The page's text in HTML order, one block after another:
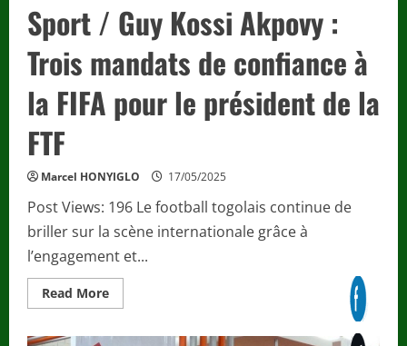
Sport / Guy Kossi Akpovy :
Trois mandats de confiance à
la FIFA pour le président de la
FTF
Marcel HONYIGLO 17/05/2025
Post Views: 196 Le football togolais continue de
briller sur la scène internationale grâce à
l’engagement et...
Read MoreRead
more